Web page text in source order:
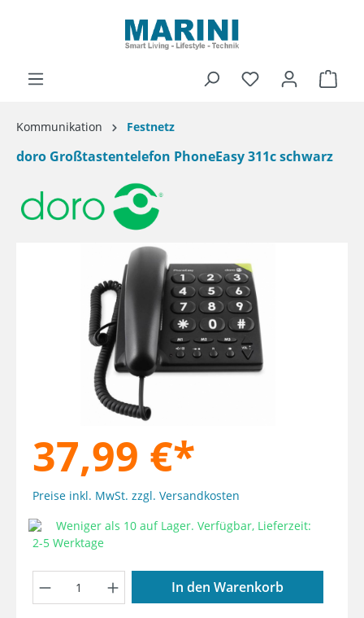
Kommunikation Festnetz
doro Großtastentelefon PhoneEasy 311c schwarz
Bildergalerie überspringen
37,99 €*
Preise inkl. MwSt. zzgl. Versandkosten
Weniger als 10 auf Lager. Verfügbar, Lieferzeit:
2-5 Werktage
Produkt Anzahl: Gib den
In den Warenkorb